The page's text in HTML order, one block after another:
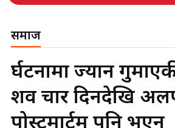
समाज
दुर्घटनामा ज्यान
शव चार दिनदेखि